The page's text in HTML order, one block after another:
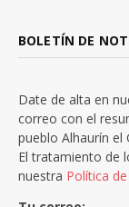
BOLETÍN DE
Date de alta en
correo con el
pueblo Alhaurín el
El tratamiento de
nuestra Política